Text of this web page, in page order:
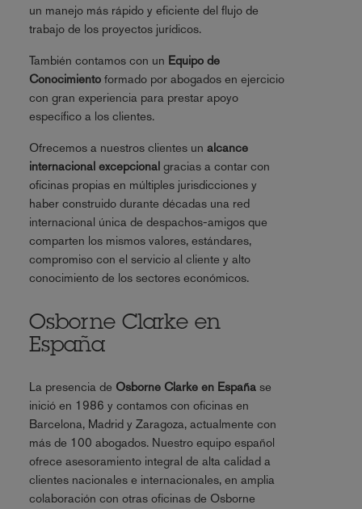
un manejo más rápido y eficiente del flujo de
trabajo de los proyectos jurídicos.
También contamos con un Equipo de
Conocimientoformado por abogados en ejercicio
con gran experiencia para prestar apoyo
específico a los clientes.
Ofrecemos a nuestros clientes un alcance
internacional excepcionalgracias a contar con
oficinas propias en múltiples jurisdicciones y
haber construido durante décadas una red
internacional única de despachos-amigos que
comparten los mismos valores, estándares,
compromiso con el servicio al cliente y alto
conocimiento de los sectores económicos.
Osborne Clarke en
España
La presencia de Osborne Clarke en Españase
inició en 1986 y contamos con oficinas en
Barcelona, Madrid y Zaragoza, actualmente con
más de 100 abogados. Nuestro equipo español
ofrece asesoramiento integral de alta calidad a
clientes nacionales e internacionales, en amplia
colaboración con otras oficinas de Osborne